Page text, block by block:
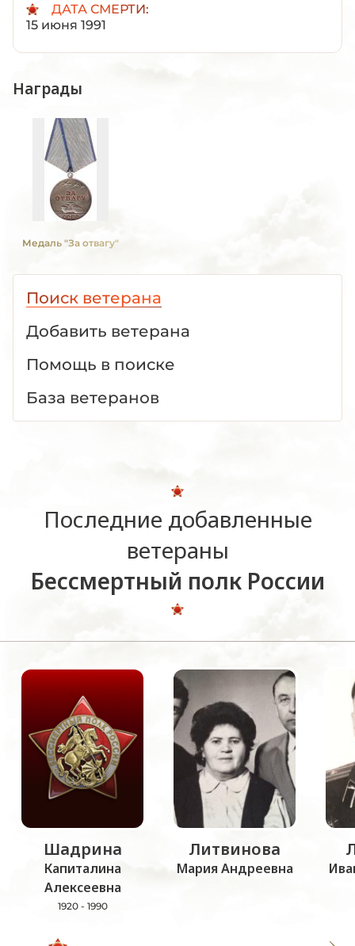
ДАТА СМЕРТИ:
15 июня 1991
Награды
Медаль "За отвагу"
Поиск ветерана
Добавить ветерана
Помощь в поиске
База ветеранов
Последние добавленные
ветераны
Бессмертный полк России
Шадрина
Капиталина
Алексеевна
1920 - 1990
Литвинова
Мария Андреевна